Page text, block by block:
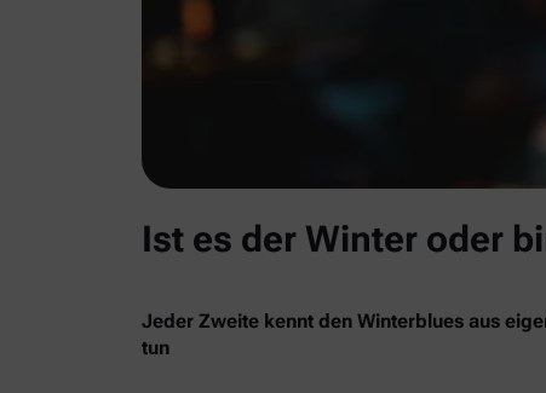
Ist es der Winter oder
Jeder Zweite kennt den Winterblues aus
tun